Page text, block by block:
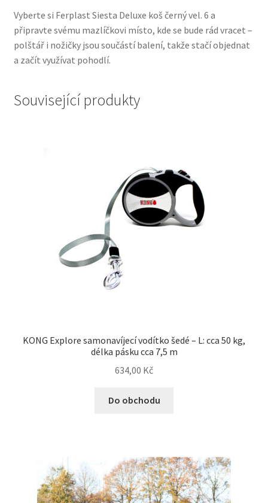
Vyberte si Ferplast Siesta Deluxe koš černý vel. 6 a
připravte svému mazlíčkovi místo, kde se bude rád vracet –
polštář i nožičky jsou součástí balení, takže stačí objednat
a začít využívat pohodlí.
Související produkty
KONG Explore samonavíjecí vodítko šedé – L: cca 50 kg,
délka pásku cca 7,5 m
634,00 Kč
Do obchodu